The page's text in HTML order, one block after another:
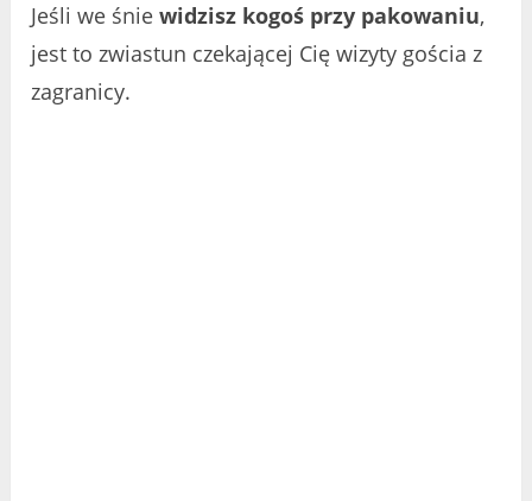
Jeśli we śniewidzisz kogoś przy pakowaniu,
jest to zwiastun czekającej Cię wizyty gościa z
zagranicy.